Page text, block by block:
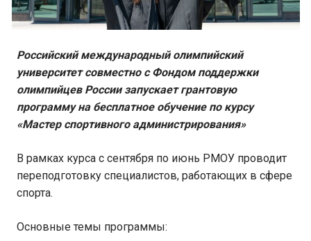
Российский международный олимпийский
университет совместно с Фондом поддержки
олимпийцев России запускает грантовую
программу на бесплатное обучение по курсу
«Мастер спортивного администрирования»
В рамках курса с сентября по июнь РМОУ проводит
переподготовку специалистов, работающих в сфере
спорта.
Основные темы программы: